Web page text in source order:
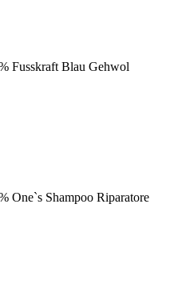
Fusskraft Blau Gehwol
One`s Shampoo Riparatore